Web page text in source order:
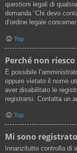
questioni legali di
domanda “Chi devo
d’ordine legale
Top
Perché non
È possibile
oppure vietato il nome
aver disabilitato le
registrarsi. Contatta un
Top
Mi sono
Innanzitutto controlla di